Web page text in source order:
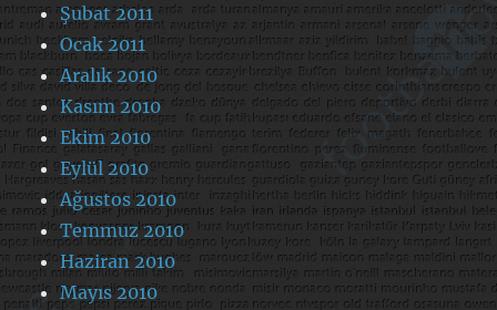
Şubat 2011
Ocak 2011
Aralık 2010
Kasım 2010
Ekim 2010
Eylül 2010
Ağustos 2010
Temmuz 2010
Haziran 2010
Mayıs 2010